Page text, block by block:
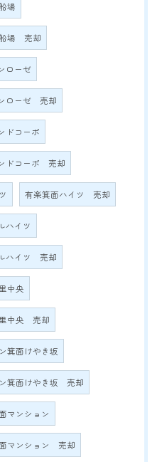
場
場 売却
ローゼ
ローゼ 売却
ドコーポ
ドコーポ 売却
有楽箕面ハイツ 売却
ハイツ
ハイツ 売却
中央
中央 売却
箕面けやき坂
箕面けやき坂 売却
マンション
マンション 売却